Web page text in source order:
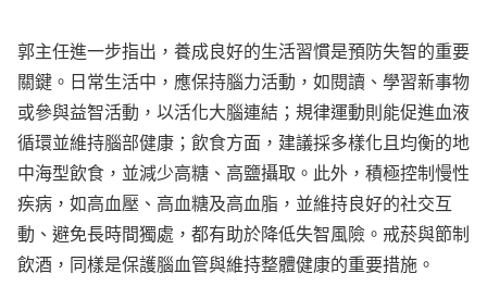
郭主任進一步指出，養成良好的生活習慣是預防失智的重要
關鍵。日常生活中，應保持腦力活動，如閱讀、學習新事物
或參與益智活動，以活化大腦連結；規律運動則能促進血液
循環並維持腦部健康；飲食方面，建議採多樣化且均衡的地
中海型飲食，並減少高糖、高鹽攝取。此外，積極控制慢性
疾病，如高血壓、高血糖及高血脂，並維持良好的社交互
動、避免長時間獨處，都有助於降低失智風險。戒菸與節制
飲酒，同樣是保護腦血管與維持整體健康的重要措施。